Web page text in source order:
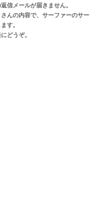
信メールが届きません。
んの内容で、サーファーのサーファー
す。
どうぞ。